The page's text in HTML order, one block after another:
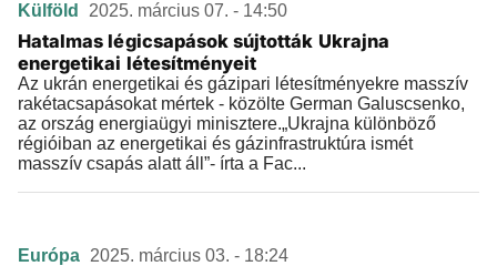
Külföld 2025. március 07. - 14:50
Hatalmas légicsapások sújtották Ukrajna
energetikai létesítményeit
Az ukrán energetikai és gázipari létesítményekre masszív
rakétacsapásokat mértek - közölte German Galuscsenko,
az ország energiaügyi minisztere.„Ukrajna különböző
régióiban az energetikai és gázinfrastruktúra ismét
masszív csapás alatt áll”- írta a Fac...
Európa 2025. március 03. - 18:24